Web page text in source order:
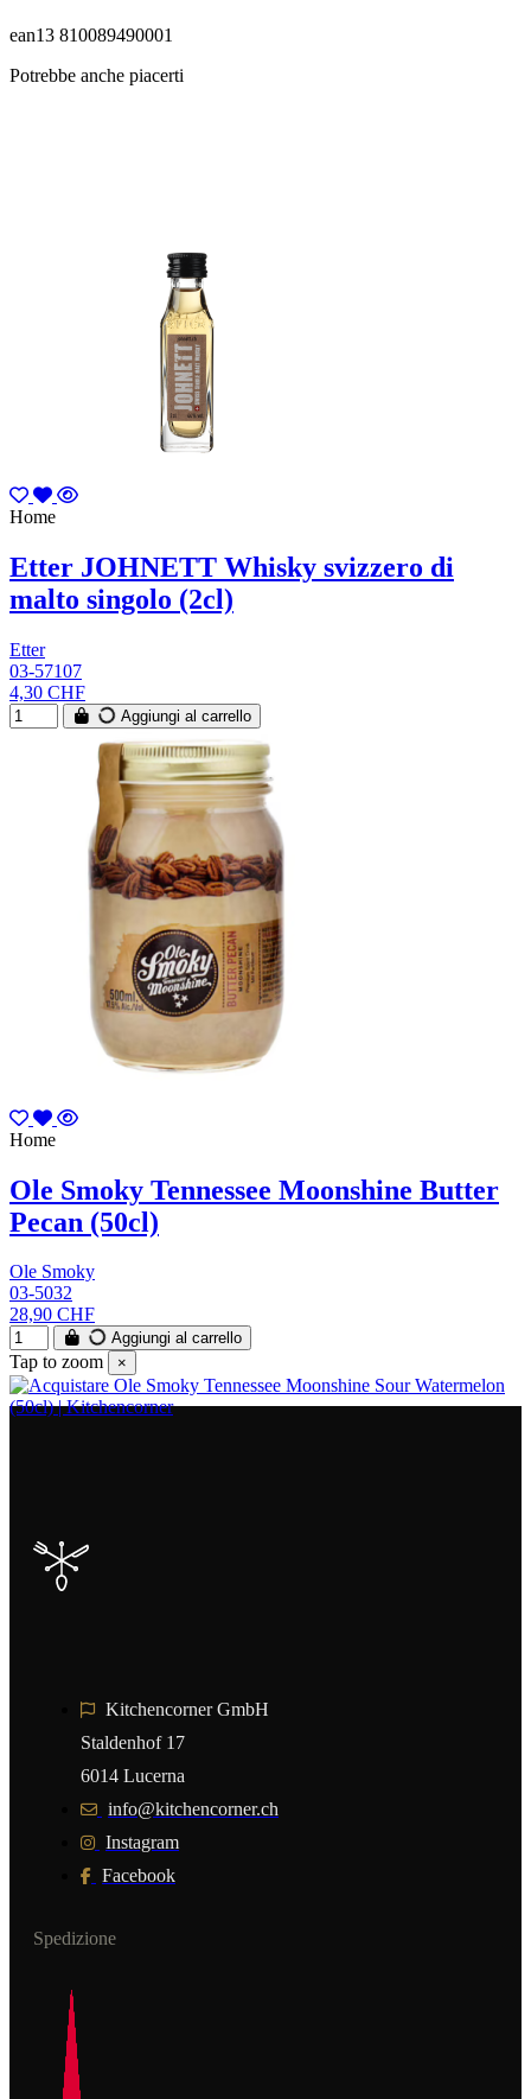
ean13 810089490001
Potrebbe anche piacerti
Home
Etter JOHNETT Whisky svizzero di
malto singolo (2cl)
Etter
03-57107
4,30 CHF
Aggiungi al carrello
Home
Ole Smoky Tennessee Moonshine Butter
Pecan (50cl)
Ole Smoky
03-5032
28,90 CHF
Aggiungi al carrello
Tap to zoom ×
Kitchencorner GmbH
Staldenhof 17
6014 Lucerna
info@kitchencorner.ch
Instagram
Facebook
Spedizione